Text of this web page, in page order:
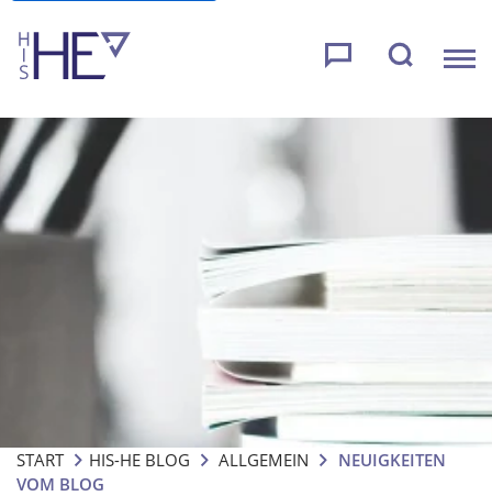
START HIS-HE BLOG ALLGEMEIN
NEUIGKEITEN
VOM BLOG